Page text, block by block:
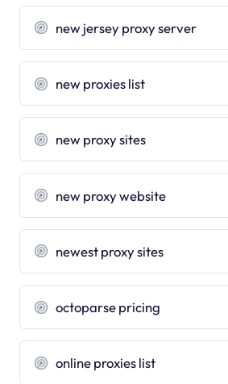
new jersey proxy server
new proxies list
new proxy sites
new proxy website
newest proxy sites
octoparse pricing
online proxies list